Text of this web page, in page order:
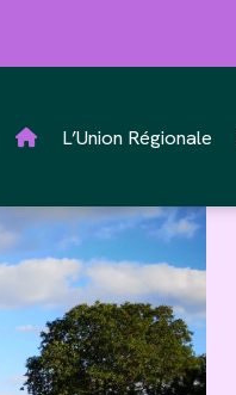
L’Union Régionale